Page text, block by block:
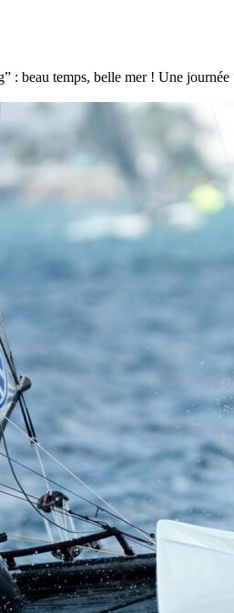
: beau temps, belle mer ! Une